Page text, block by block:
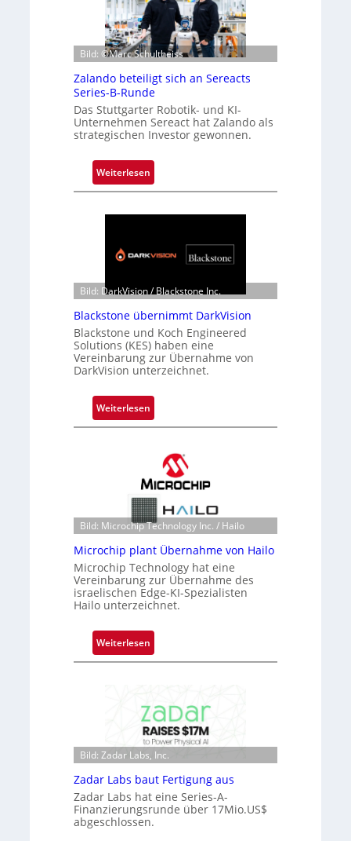
Bild: ©Marc Schultheiss
Zalando beteiligt sich an Sereacts
Series-B-Runde
Das Stuttgarter Robotik- und KI-
Unternehmen Sereact hat Zalando als
strategischen Investor gewonnen.
Weiterlesen
Z
n
o
b
e
t
e
i
g
c
h
a
n
S
e
r
e
c
t
s
r
i
e
s
-
B
-
Bild: DarkVision / Blackstone Inc.
Blackstone übernimmt DarkVision
Blackstone und Koch Engineered
Solutions (KES) haben eine
Vereinbarung zur Übernahme von
DarkVision unterzeichnet.
Weiterlesen
B
k
s
t
n
e
ü
b
n
m
t
D
a
k
V
i
Bild: Microchip Technology Inc. / Hailo
Microchip plant Übernahme von Hailo
Microchip Technology hat eine
Vereinbarung zur Übernahme des
israelischen Edge-KI-Spezialisten
Hailo unterzeichnet.
Weiterlesen
M
r
o
c
h
p
p
l
Bild: Zadar Labs, Inc.
Zadar Labs baut Fertigung aus
Zadar Labs hat eine Series-A-
Finanzierungsrunde über 17Mio.US$
abgeschlossen.